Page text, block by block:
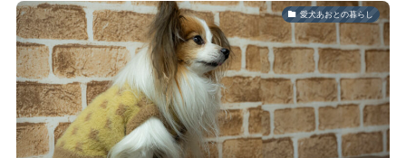
愛犬あおとの暮らし